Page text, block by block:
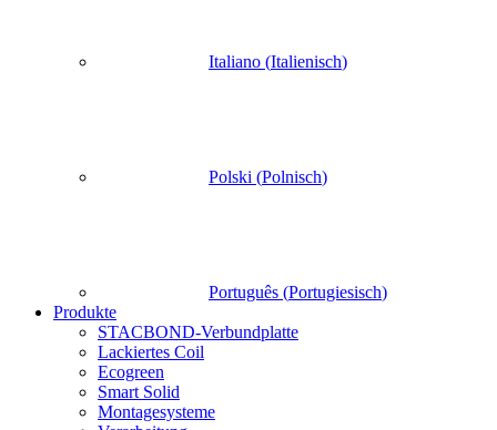
Italiano (Italienisch)
Polski (Polnisch)
Português (Portugiesisch)
Produkte
STACBOND-Verbundplatte
Lackiertes Coil
Ecogreen
Smart Solid
Montagesysteme